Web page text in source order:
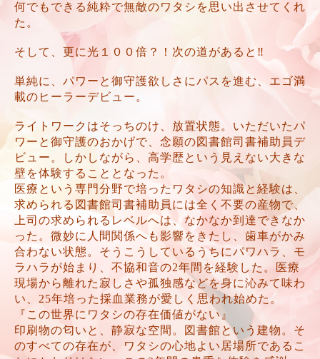
何でもできる純粋で無敵のワタシを思い出させてくれ
た。
そして、更に光１００倍？！次の道があると‼️
単純に、パワーと御守護欲しさにパスを進む、エゴ満
載のヒーラーデビュー。
ライトワークはそっちのけ、放置状態。いただいたパ
ワーと御守護のおかげで、念願の図書館司書補助員デ
ビュー。しかしながら、高学歴という見えない大きな
壁を体験することとなった。
医療という専門分野で培ったワタシの知識と経験は、
求められる図書館司書補助員には全く不要の産物で、
上司の求められるレベルへは、なかなか到達できなか
った。微妙に人間関係へも影響をきたし、歯車がかみ
合わない状態。そうこうしているうちにパワハラ、モ
ラハラが始まり、不協和音の2年間を経験した。医療
現場から離れた寂しさや孤独感などを身に沁みて味わ
い、25年培った採血業務が愛しく思われ始めた。
『この世界にワタシの存在価値がない』
印刷物の匂いと、静寂な空間。図書館という建物。そ
のすべての存在が、ワタシの心地よい居場所であるこ